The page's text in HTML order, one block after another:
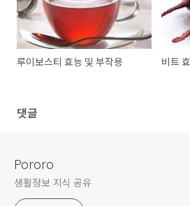
루이보스티 효능 및 부작용 비트
댓글
Pororo
생활정보 지식 공유